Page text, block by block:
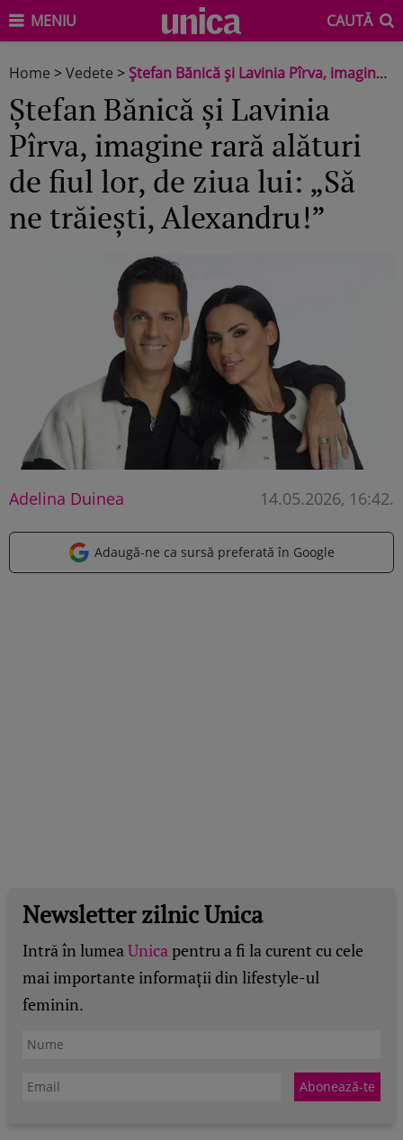
MENIU CAUTĂ
Home >Vedete > Ștefan Bănică și Lavinia Pîrva, imagine rară alături de fiul lor, de ziua lui: „Să ne trăiești, Alexandru!”
Ștefan Bănică și Lavinia
Pîrva, imagine rară alături
de fiul lor, de ziua lui: „Să
ne trăiești, Alexandru!”
Adelina Duinea 14.05.2026, 16:42.
Adaugă-ne ca sursă preferată în Google
Newsletter zilnic Unica
Intră în lumeaUnicapentru a fi la curent cu cele
mai importante informații din lifestyle-ul
feminin.